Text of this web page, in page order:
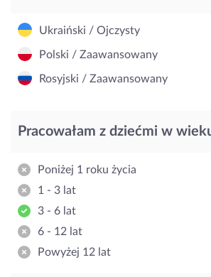
Ukraiński / Ojczysty
Polski / Zaawansowany
Rosyjski / Zaawansowany
Pracowałam z dziećmi w
Poniżej 1 roku życia
1 - 3 lat
3 - 6 lat
6 - 12 lat
Powyżej 12 lat